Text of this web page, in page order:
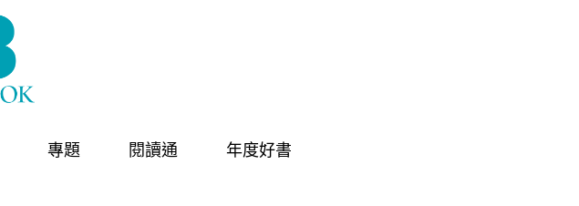
專題 閱讀通 年度好書